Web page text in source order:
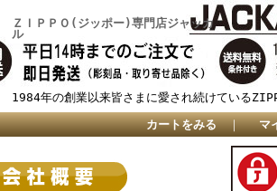
ＺＩＰＰＯ(ジッポー)専門店ジャッカ
ル
1984年の創業以来皆さまに愛され続けている
カートをみる ｜ マ